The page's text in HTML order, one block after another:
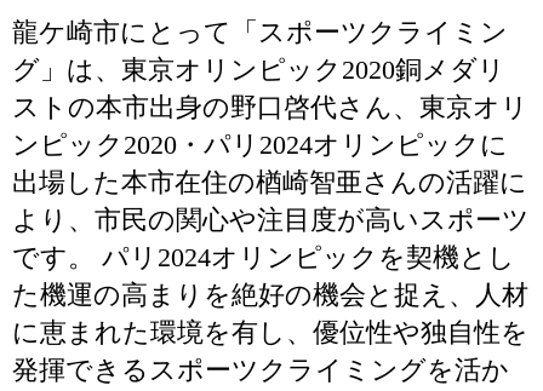
龍ケ崎市にとって「スポーツクライミン
グ」は、東京オリンピック2020銅メダリ
ストの本市出身の野口啓代さん、東京オリ
ンピック2020・パリ2024オリンピックに
出場した本市在住の楢崎智亜さんの活躍に
より、市民の関心や注目度が高いスポーツ
です。 パリ2024オリンピックを契機とし
た機運の高まりを絶好の機会と捉え、人材
に恵まれた環境を有し、優位性や独自性を
発揮できるスポーツクライミングを活か